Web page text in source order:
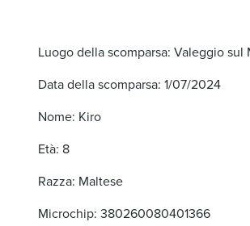
Luogo della scomparsa: Valeggio sul
Data della scomparsa: 1/07/2024
Nome: Kiro
Età: 8
Razza: Maltese
Microchip: 380260080401366